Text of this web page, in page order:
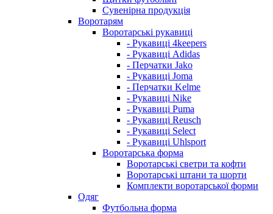
Сувенірна продукція
Воротарям
Воротарські рукавиці
- Рукавиці 4keepers
- Рукавиці Adidas
- Перчатки Jako
- Рукавиці Joma
- Перчатки Kelme
- Рукавиці Nike
- Рукавиці Puma
- Рукавиці Reusch
- Рукавиці Select
- Рукавиці Uhlsport
Воротарська форма
Воротарські светри та кофти
Воротарські штани та шорти
Комплекти воротарської форми
Одяг
Футбольна форма